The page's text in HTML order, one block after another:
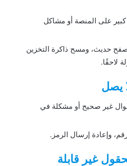
على المنصة أو مشاكل
حديث، ومسح ذاكرة التخزين
لاحقًا.
يصل
غير صحيح أو مشكلة في
وإعادة إرسال الرمز.
غير قابلة